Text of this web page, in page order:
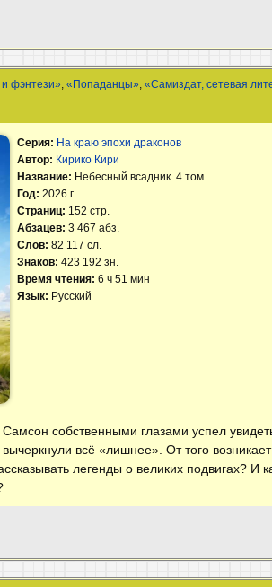
и фэнтези» ,«Попаданцы» ,«Самиздат, сетевая
Серия: На краю эпохи драконов
Автор: Кирико Кири
Название: Небесный всадник. 4 том
Год:2026 г
Страниц: 152 стр.
Абзацев:3 467 абз.
Слов:82 117 сл.
Знаков:423 192 зн.
Время чтения:6 ч 51 мин
Язык: Русский
собственными глазами успел
вычеркнули всё «лишнее». От того
легенды о великих подвигах? И